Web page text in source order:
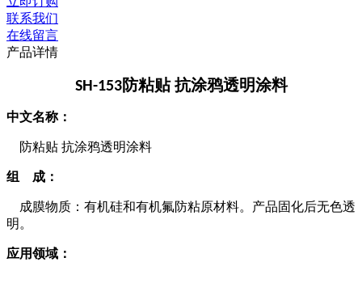
联系我们
在线留言
产品详情
SH-153防粘贴 抗涂鸦透明涂料
中文名称：
防粘贴 抗涂鸦透明涂料
组 成：
成膜物质 ：有机硅和有机氟防粘原材料。产品固化后无色透
明。
应用领域：